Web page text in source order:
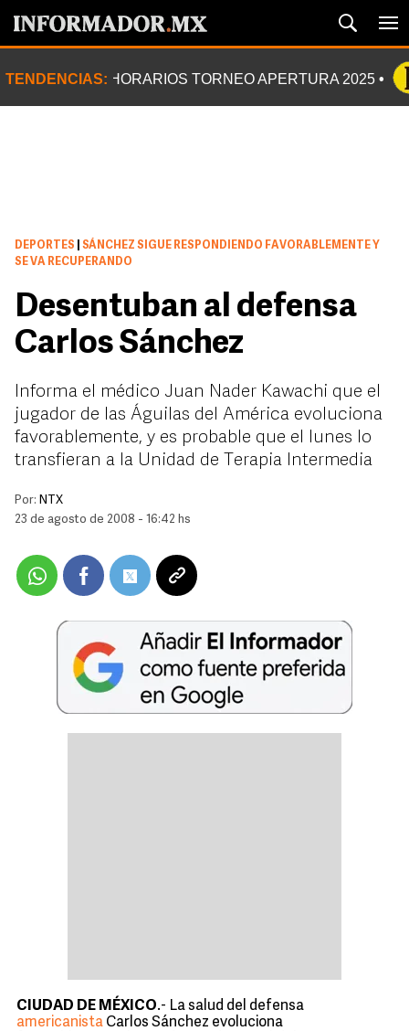
TENDENCIAS: HORARIOS TORNEO APERTURA 2025
DEPORTES
SÁNCHEZ SIGUE RESPONDIENDO FAVORABLEMENTE Y
SE VA RECUPERANDO
Desentuban al defensa
Carlos Sánchez
Informa el médico Juan Nader Kawachi que el
jugador de las Águilas del América evoluciona
favorablemente, y es probable que el lunes lo
transfieran a la Unidad de Terapia Intermedia
Por: NTX
23 de agosto de 2008 - 16:42 hs
CIUDAD DE MÉXICO.- La salud del defensa
americanista Carlos Sánchez evoluciona